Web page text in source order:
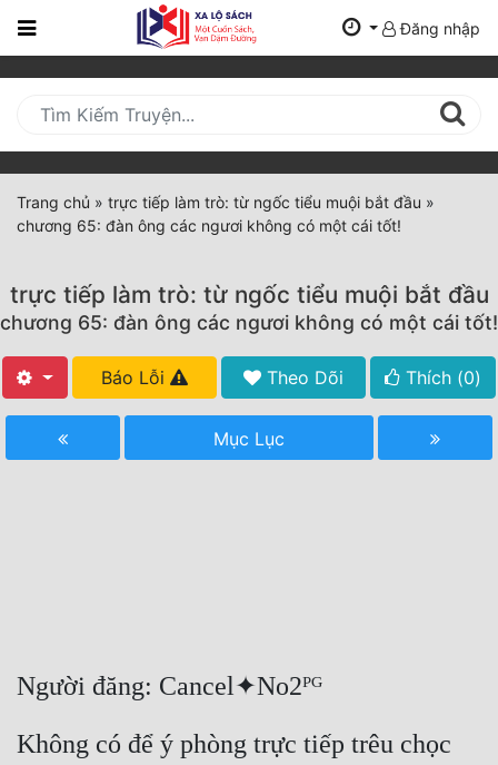
Trang
Mới
Cập
Nhật
(current)
Thể Loại
Tất Cả
Hoàn Thành
Truyện ngắn
Đăng nhập
Trang chủ » trực tiếp làm trò: từ ngốc tiểu muội bắt đầu »
chương 65: đàn ông các ngươi không có một cái tốt!
trực tiếp làm trò: từ ngốc tiểu muội bắt đầu
chương 65: đàn ông các ngươi không có một cái tốt!
Báo Lỗi Theo Dõi Thích (0)
Mục Lục
Người đăng: Cancel✦No2ᴾᴳ
Không có để ý phòng trực tiếp trêu chọc